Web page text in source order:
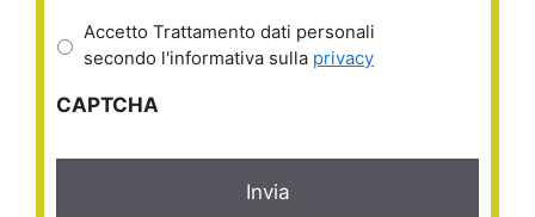
Accetto Trattamento dati personali
secondo l'informativa sulla privacy
CAPTCHA